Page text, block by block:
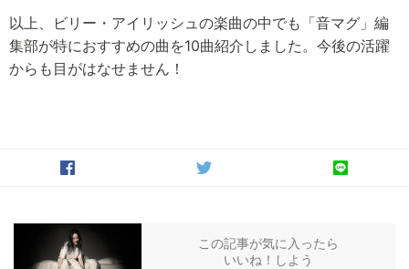
以上、ビリー・アイリッシュの楽曲の中でも「音マグ」編
集部が特におすすめの曲を10曲紹介しました。今後の活躍
からも目がはなせません！
この記事が気に入ったら
いいね！しよう